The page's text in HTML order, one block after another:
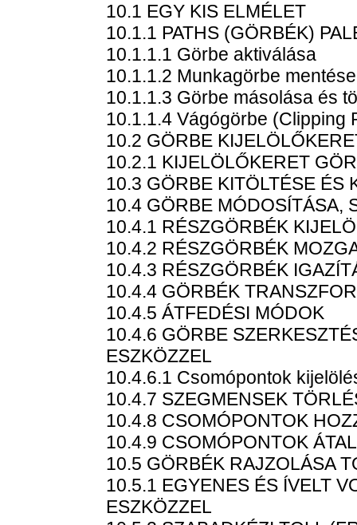
10.1 EGY KIS ELMÉLET
10.1.1 PATHS (GÖRBÉK)
10.1.1.1 Görbe aktiválása
10.1.1.2 Munkagörbe mentése
10.1.1.3 Görbe másolása és
10.1.1.4 Vágógörbe (Clipping
10.2 GÖRBE
10.2.1 KIJELÖLŐKERET
10.3 GÖRBE KITÖLTÉSE ÉS
10.4 GÖRBE MÓDOSÍTÁSA,
10.4.1 RÉSZGÖRBÉK
10.4.2 RÉSZGÖRBÉK
10.4.3 RÉSZGÖRBÉK
10.4.4 GÖRBÉK
10.4.5 ÁTFEDÉSI MÓDOK
10.4.6 GÖRBE
ESZKÖZZEL
10.4.6.1 Csomópontok
10.4.7 SZEGMENSEK
10.4.8 CSOMÓPONTOK
10.4.9 CSOMÓPONTOK
10.5 GÖRBÉK RAJZOLÁSA
10.5.1 EGYENES ÉS ÍVELT
ESZKÖZZEL